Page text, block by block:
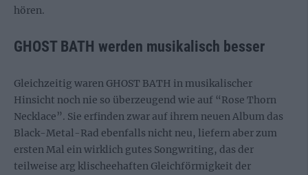
hören.
GHOST BATH werden musikalisch besser
Gleichzeitig waren GHOST BATH in musikalischer
Hinsicht noch nie so überzeugend wie auf “Rose Thorn
Necklace”. Sie erfinden zwar auf ihrem neuen Album das
Black-Metal-Rad ebenfalls nicht neu, liefern aber zum
ersten Mal ein wirklich gutes Songwriting, das der
teilweise arg klischeehaften Gleichförmigkeit der